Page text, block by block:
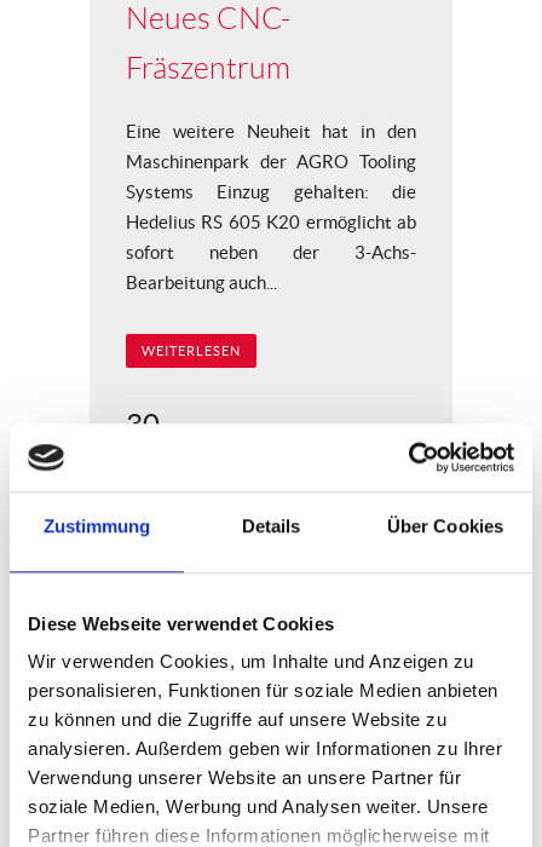
Zustimmung Details Über Cookies
Diese Webseite verwendet Cookies
Wir verwenden Cookies, um Inhalte und Anzeigen zu
personalisieren, Funktionen für soziale Medien anbieten
zu können und die Zugriffe auf unsere Website zu
analysieren. Außerdem geben wir Informationen zu Ihrer
Verwendung unserer Website an unsere Partner für
soziale Medien, Werbung und Analysen weiter. Unsere
Partner führen diese Informationen möglicherweise mit
Neues CNC-
Fräszentrum
Eine weitere Neuheit hat in den
Maschinenpark der AGRO Tooling
Systems Einzug gehalten: die
Hedelius RS 605 K20 ermöglicht ab
sofort neben der 3-Achs-
Bearbeitung auch...
WEITERLESEN
30